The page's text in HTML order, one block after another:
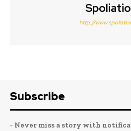
http://
Subscribe
- Never miss a story with